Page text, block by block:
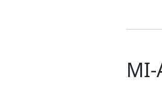
MI-